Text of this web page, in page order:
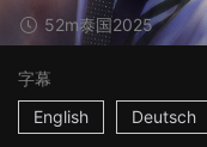
52m泰国2025
字幕
English
Deutsch